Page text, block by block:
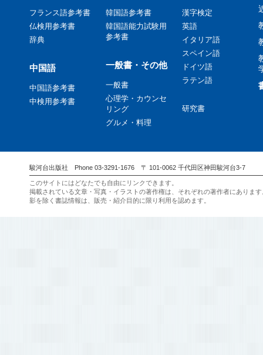
フランス語参考書
仏検用参考書
辞典
中国語
中国語参考書
中検用参考書
韓国語参考書
韓国語能力試験用
参考書
一般書・その他
一般書
心理学・カウンセ
リング
グルメ・料理
漢字検定
英語
イタリア語
スペイン語
ドイツ語
ラテン語
研究書
駿河台出版社 Phone 03-3291-1676 〒 101-0062 千代田区神田駿河台3-7
このサイトにはどなたでも自由にリンクできます。
掲載されている文章・写真・イラストの著作権は、それぞれの著作者にありま
影を除く書誌情報は、販売・紹介目的に限り利用を認めます。